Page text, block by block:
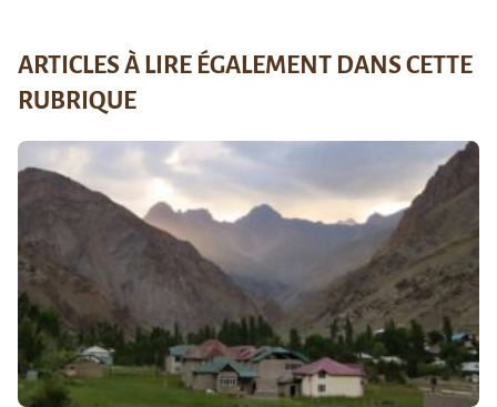
ARTICLES À LIRE ÉGALEMENT DANS CETTE
RUBRIQUE